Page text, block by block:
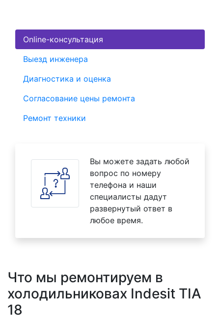
Online-консультация
Выезд инженера
Диагностика и оценка
Согласование цены ремонта
Ремонт техники
Вы можете задать любой
вопрос по номеру
телефона и наши
специалисты дадут
развернутый ответ в
любое время.
Что мы ремонтируем в
холодильниковах Indesit TIA
18